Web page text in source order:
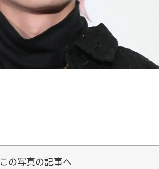
この写真の記事へ